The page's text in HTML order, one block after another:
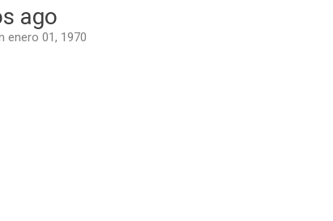
ago
enero 01, 1970